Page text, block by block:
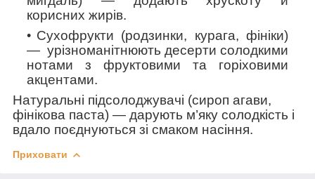
корисних жирів.
Сухофрукти (родзинки, курага, фініки)
— урізноманітнюють десерти солодкими
нотами з фруктовими та горіховими
акцентами.
Натуральні підсолоджувачі (сироп агави,
фінікова паста) — дарують м’яку солодкість і
вдало поєднуються зі смаком насіння.
Приховати